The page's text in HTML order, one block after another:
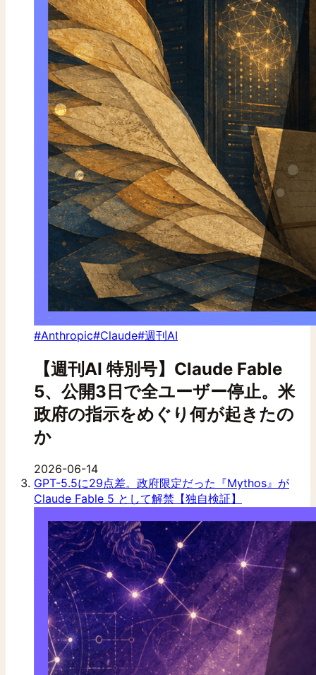
#Anthropic#Claude#週刊AI
【週刊AI 特別号】Claude Fable
5、公開3日で全ユーザー停止。米
政府の指示をめぐり何が起きたの
か
2026-06-14
GPT-5.5に29点差。政府限定だった『Mythos』が
Claude Fable 5 として解禁【独自検証】